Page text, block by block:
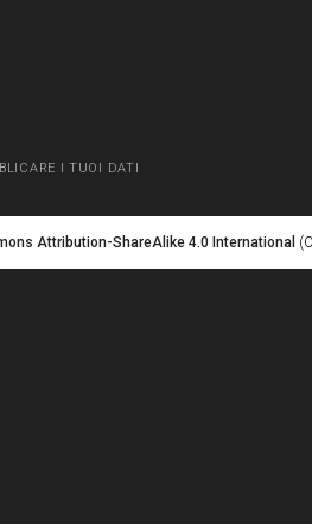
I TUOI DATI
Attribution-ShareAlike 4.0 International